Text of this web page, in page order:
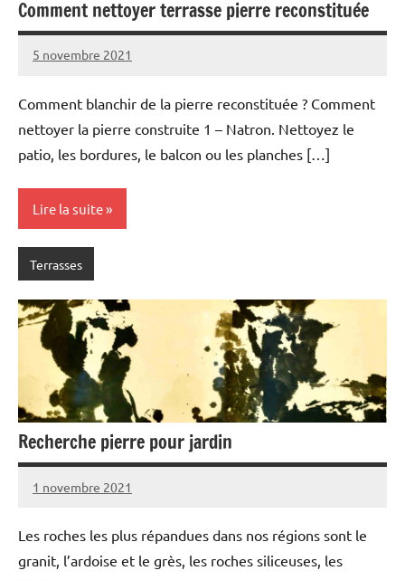
Comment nettoyer terrasse pierre reconstituée
5 novembre 2021
Comment blanchir de la pierre reconstituée ? Comment
nettoyer la pierre construite 1 – Natron. Nettoyez le
patio, les bordures, le balcon ou les planches […]
Lire la suite
Terrasses
Recherche pierre pour jardin
1 novembre 2021
Les roches les plus répandues dans nos régions sont le
granit, l’ardoise et le grès, les roches siliceuses, les